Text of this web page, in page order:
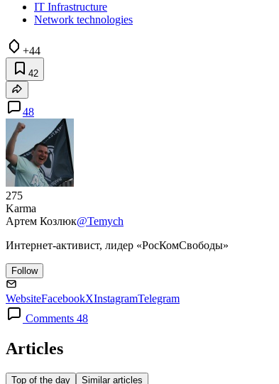
IT Infrastructure
Network technologies
+44
42
48
275
Karma
Артем Козлюк@Temych
Интернет-активист, лидер «РосКомСвободы»
Follow
WebsiteFacebookXInstagramTelegram
Comments 48
Articles
Top of the day Similar articles